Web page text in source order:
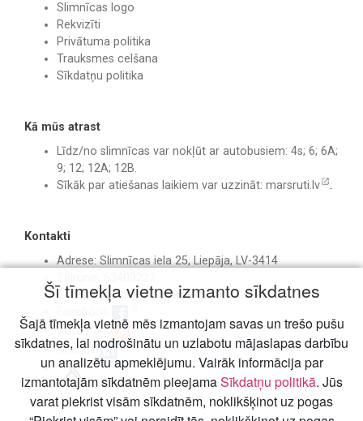
Slimnīcas logo
Rekvizīti
Privātuma politika
Trauksmes celšana
Sīkdatņu politika
Kā mūs atrast
Līdz/no slimnīcas var nokļūt ar autobusiem: 4s; 6; 6A;
9; 12; 12A; 12B.
Sīkāk par atiešanas laikiem var uzzināt: marsruti.lv .
Kontakti
Adrese: Slimnīcas iela 25, Liepāja, LV-3414
E-pasts:birojs@liepajasslimnica.lv
Instagram
Linkedin
Šī tīmekļa vietne izmanto sīkdatnes
Šajā tīmekļa vietnē mēs izmantojam savas un trešo pušu
sīkdatnes, lai nodrošinātu un uzlabotu mājaslapas darbību
un analizētu apmeklējumu. Vairāk informācija par
izmantotajām sīkdatnēm pieejamaSīkdatņu politikā. Jūs
varat piekrist visām sīkdatnēm, noklikšķinot uz pogas